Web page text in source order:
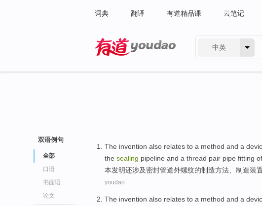
词典 翻译 有道精品课 云笔记
中英
双语例句
全部
口语
书面语
论文
The invention also relates to a method and a
the sealing pipeline and a thread pair pipe fitting of
本发明还涉及密封管道外螺纹的制造方法 、制造装
youdao
The invention also relates to a method and a